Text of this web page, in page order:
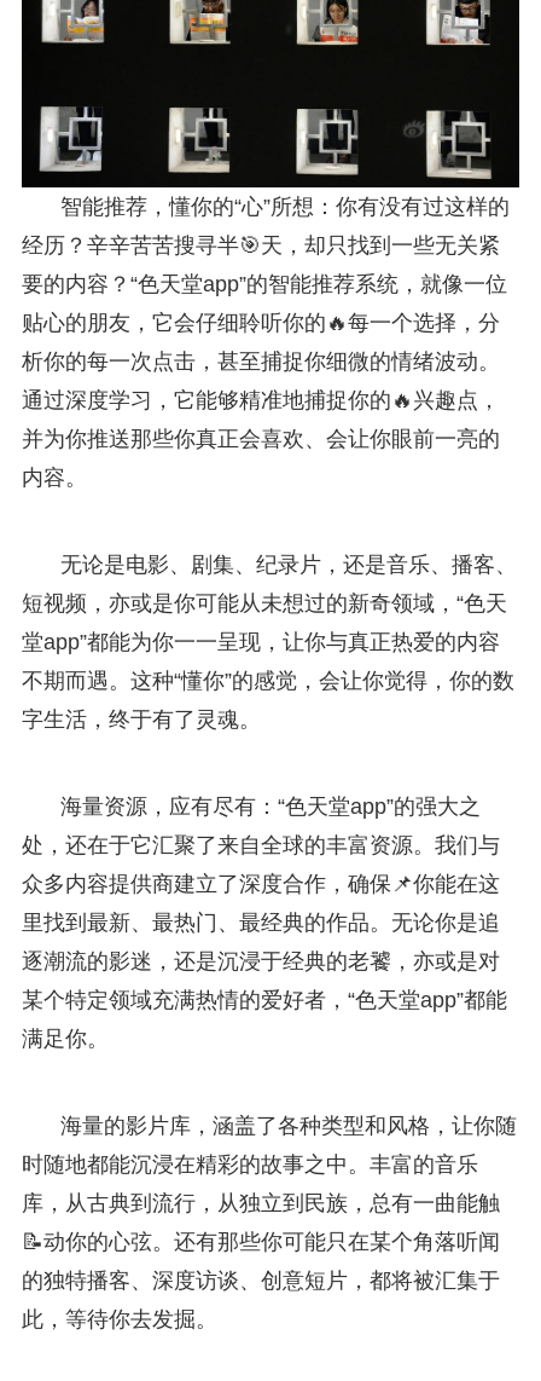
智能推荐，懂你的“心”所想：你有没有过这样的
经历？辛辛苦苦搜寻半🎯天，却只找到一些无关紧
要的内容？“色天堂app”的智能推荐系统，就像一位
贴心的朋友，它会仔细聆听你的🔥每一个选择，分
析你的每一次点击，甚至捕捉你细微的情绪波动。
通过深度学习，它能够精准地捕捉你的🔥兴趣点，
并为你推送那些你真正会喜欢、会让你眼前一亮的
内容。
无论是电影、剧集、纪录片，还是音乐、播客、
短视频，亦或是你可能从未想过的新奇领域，“色天
堂app”都能为你一一呈现，让你与真正热爱的内容
不期而遇。这种“懂你”的感觉，会让你觉得，你的数
字生活，终于有了灵魂。
海量资源，应有尽有：“色天堂app”的强大之
处，还在于它汇聚了来自全球的丰富资源。我们与
众多内容提供商建立了深度合作，确保📌你能在这
里找到最新、最热门、最经典的作品。无论你是追
逐潮流的影迷，还是沉浸于经典的老饕，亦或是对
某个特定领域充满热情的爱好者，“色天堂app”都能
满足你。
海量的影片库，涵盖了各种类型和风格，让你随
时随地都能沉浸在精彩的故事之中。丰富的音乐
库，从古典到流行，从独立到民族，总有一曲能触
📝动你的心弦。还有那些你可能只在某个角落听闻
的独特播客、深度访谈、创意短片，都将被汇集于
此，等待你去发掘。